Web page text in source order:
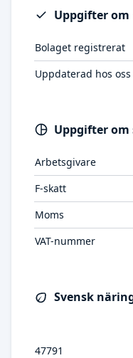
Uppgifter
Bolaget registrerat
Uppdaterad hos
Uppgifter
Arbetsgivare
F-skatt
Moms
VAT-nummer
Svensk
47791